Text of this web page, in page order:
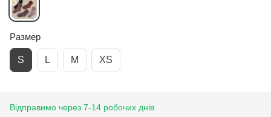
Размер
S L M XS
Відправимо через 7-14 робочих днів